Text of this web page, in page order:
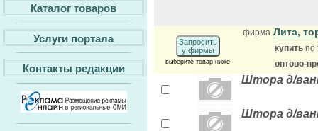
Каталог товаров
Услуги портала
Контакты редакции
Запросить
у фирмы
выберите товар ниже
фирма Лита,
купить по
оптово-
Штора д/
Штора д/